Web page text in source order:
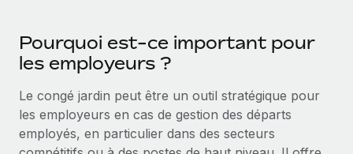
Remote Watchtower
Gardez un temps d’avance sur les risques en
Gestion des appareils
Achetez et suivez vos équipements informatiques
BLOG
Paie multipays
EOR et PEO
Gestion des freelances
Pourquoi est-ce important pour
les employeurs ?
Le congé jardin peut être un outil stratégique pour
les employeurs en cas de gestion des départs
employés, en particulier dans des secteurs